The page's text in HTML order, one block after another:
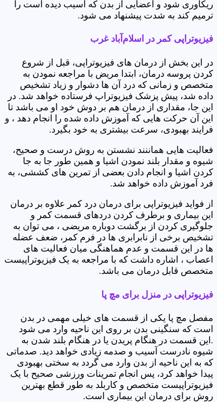
ریکاوری شود و اعضایی از بدن که آسیب دیده است را
ترمیم کند به شدت پیشنهاد می شود.
فیزیوتراپی کمر در اسلام‌آباد غرب
در این بخش از درمان های فیزیوتراپی، قبل از شروع
کردن پروسه درمان، ابتدا مریض با مراجعه نمودن به
متخصص و زمانی که درد آن ها دشوار و زیاد تشخیص
داده شد، پیش پزشک فیزیوتراپ فرستاده خواهد شد. در
این جا، مقداری از درمان هم بر دوش خود او می باشد تا
این آن حرکت هایی که آموزش داده شده را انجام دهد ، و
فرایند بهبودی، سرعت بیشتری به خود بگیرد.
فعالیت هایی هماننند نشستن به روش درست و صحیح،
شیوه و مقدار بلند نمودن اشیا و همین طور جا به جا
کردن اشیا و انجام دادن بعضی از تمرین های کششی، به
فرد آموزش داده خواهد شد.
از فواید فیزیوتراپی برای درمان درد کمر علاوه بر درمان
این بیماری و برطرف کردن دردهای قسمت کمر و
جلوگیری کردن از برگشت دوباره مریضی ، می توان به
تشخیص برخی از نابرابری ها در فرم کمر، ضعف عضله
ها در این قسمت و عدم هماهنگی میان فعالیت های
اعصاب ، اشاره داشت که با مراجعه به یک فیزیوتراپیست
متخصص قابل درمان می باشد.
فیزیوتراپی در منزل برای مچ پا
مفصل مچ پا یکی از قسمت های خیلی مهمی در بدن
است که سنگینی بدن بر روی این ناحیه وارد می شود
.این قسمت در هنگام پریدن یا در هنگام بلند شدن به
شیوه نادرست آسیب و صدمه زیادی خواهد دید. صدماتی
که به این ناحیه از بدن وارد می گردد به سختی بهبودی
پیدا خواهد کرد، پس انجام تمرینات ورزشی صحیح با یک
فیزیوتراپیست متخصص و کاربلد به طور قطع بهترین
روش برای درمان این بیماری است.